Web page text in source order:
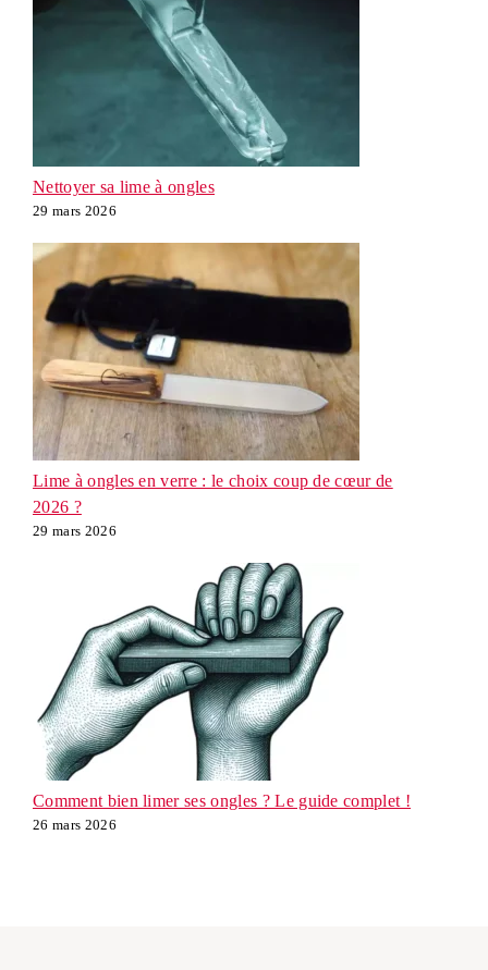
Nettoyer sa lime à ongles
29 mars 2026
Lime à ongles en verre : le choix coup de cœur de
2026 ?
29 mars 2026
Comment bien limer ses ongles ? Le guide complet !
26 mars 2026